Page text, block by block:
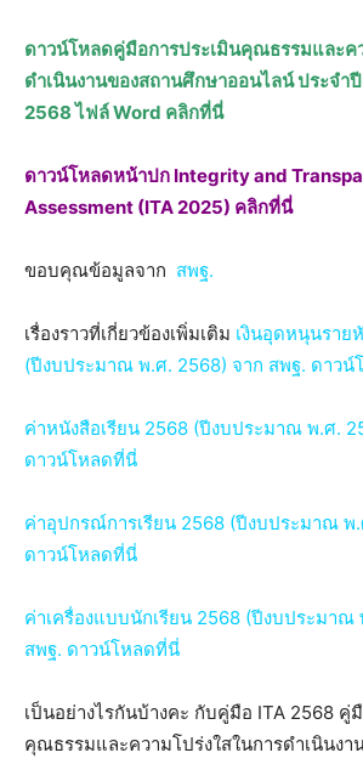
ดาวน์โหลดคู่มือการประเมินคุณธรรมและค
ดำเนินงานของสถานศึกษาออนไลน์ ประจำ
2568 ไฟล์ Word คลิกที่นี่
ดาวน์โหลดหน้าปก Integrity and
Assessment (ITA 2025) คลิกที่นี่
ขอบคุณข้อมูลจาก สพฐ.
เรื่องราวที่เกี่ยวข้องเพิ่มเติม เงินอุดหนุนราย
(ปีงบประมาณ พ.ศ. 2568) จาก สพฐ. ดาวน์
ค่าหนังสือเรียน 2568 (ปีงบประมาณ พ.ศ.
ดาวน์โหลดที่นี่
ค่าอุปกรณ์การเรียน 2568 (ปีงบประมาณ พ
ดาวน์โหลดที่นี่
ค่าเครื่องแบบนักเรียน 2568 (ปีงบประมาณ
สพฐ. ดาวน์โหลดที่นี่
เป็นอย่างไรกันบ้างคะ กับคู่มือ ITA 2568 คู่
คุณธรรมและความโปร่งใสในการดำเนินงา